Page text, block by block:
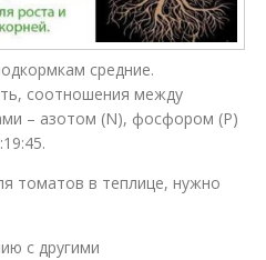
средние.
соотношения между
– азотом (N), фосфором (P)
томатов в теплице, нужно
с другими